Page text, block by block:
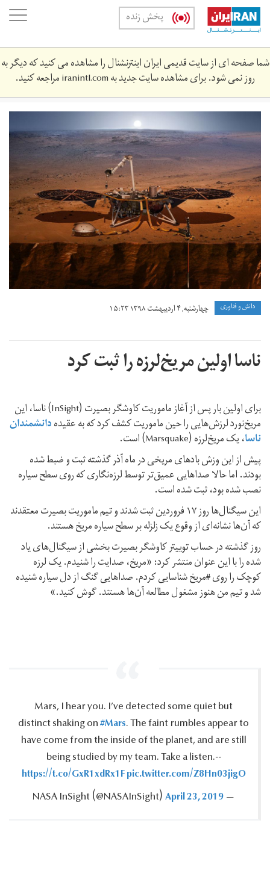
Skip
main
content
پخش زنده
شما صفحه ای از سایت قدیمی ایران اینترنشنال را مشاهده می کنید که دیگر به
روز نمی شود. برای مشاهده سایت جدید بهiranintl.comمراجعه کنید.
main.jpg
دانش و فناوری چهارشنبه, ۴ اردیبهشت ۱۳۹۸ ۱۵:۲۳
ناسا اولین مریخ‌لرزه را ثبت کرد
برای اولین بار پس از آغاز ماموریت کاوشگر بصیرت (InSight) ناسا، این
مریخ‌نورد لرزش‌هایی را حین ماموریت کشف کرد که به عقیدهدانشمندان
ناسا، یک مریخ‌لرزه (Marsquake) است.
پیش از این وزش بادهای مریخی در ماه آذر گذشته ثبت و ضبط شده
بودند. اما حالا صداهایی عمیق‌تر توسط لرزه‌نگاری که روی سطح سیاره
نصب شده بود، ثبت شده است.
این سیگنال‌ها روز ۱۷ فروردین ثبت شدند و تیم ماموریت بصیرت معتقدند
که آن‌ها نشانه‌ای از وقوع یک زلزله بر سطح سیاره مریخ هستند.
روز گذشته در حساب توییتر کاوشگر بصیرت بخشی از سیگنال‌های یاد
شده را با این عنوان منتشر کرد: «مریخ، صدایت را شنیدم. یک لرزه
کوچک را روی #مریخ شناسایی کردم. صداهایی گنگ از دل سیاره شنیده
شد و تیم من هنوز مشغول مطالعه آن‌ها هستند. گوش کنید.»
Mars, I hear you.‎ I’ve detected some quiet but
distinct shaking on#Mars. The faint rumbles appear to
have come from the inside of the planet, and are still
being studied by my team.‎ Take a listen.‎--
https://t.co/GxR1xdRx1Fpic.twitter.com/Z8Hn03jigO
— NASA InSight ‪(@NASAInSight)‬
April 23, 2019